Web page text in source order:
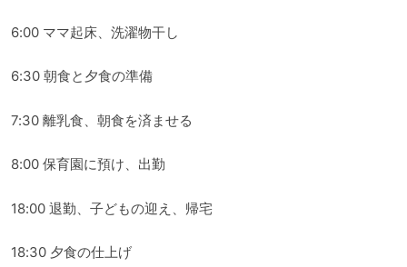
6:00 ママ起床、洗濯物干し
6:30 朝食と夕食の準備
7:30 離乳食、朝食を済ませる
8:00 保育園に預け、出勤
18:00 退勤、子どもの迎え、帰宅
18:30 夕食の仕上げ